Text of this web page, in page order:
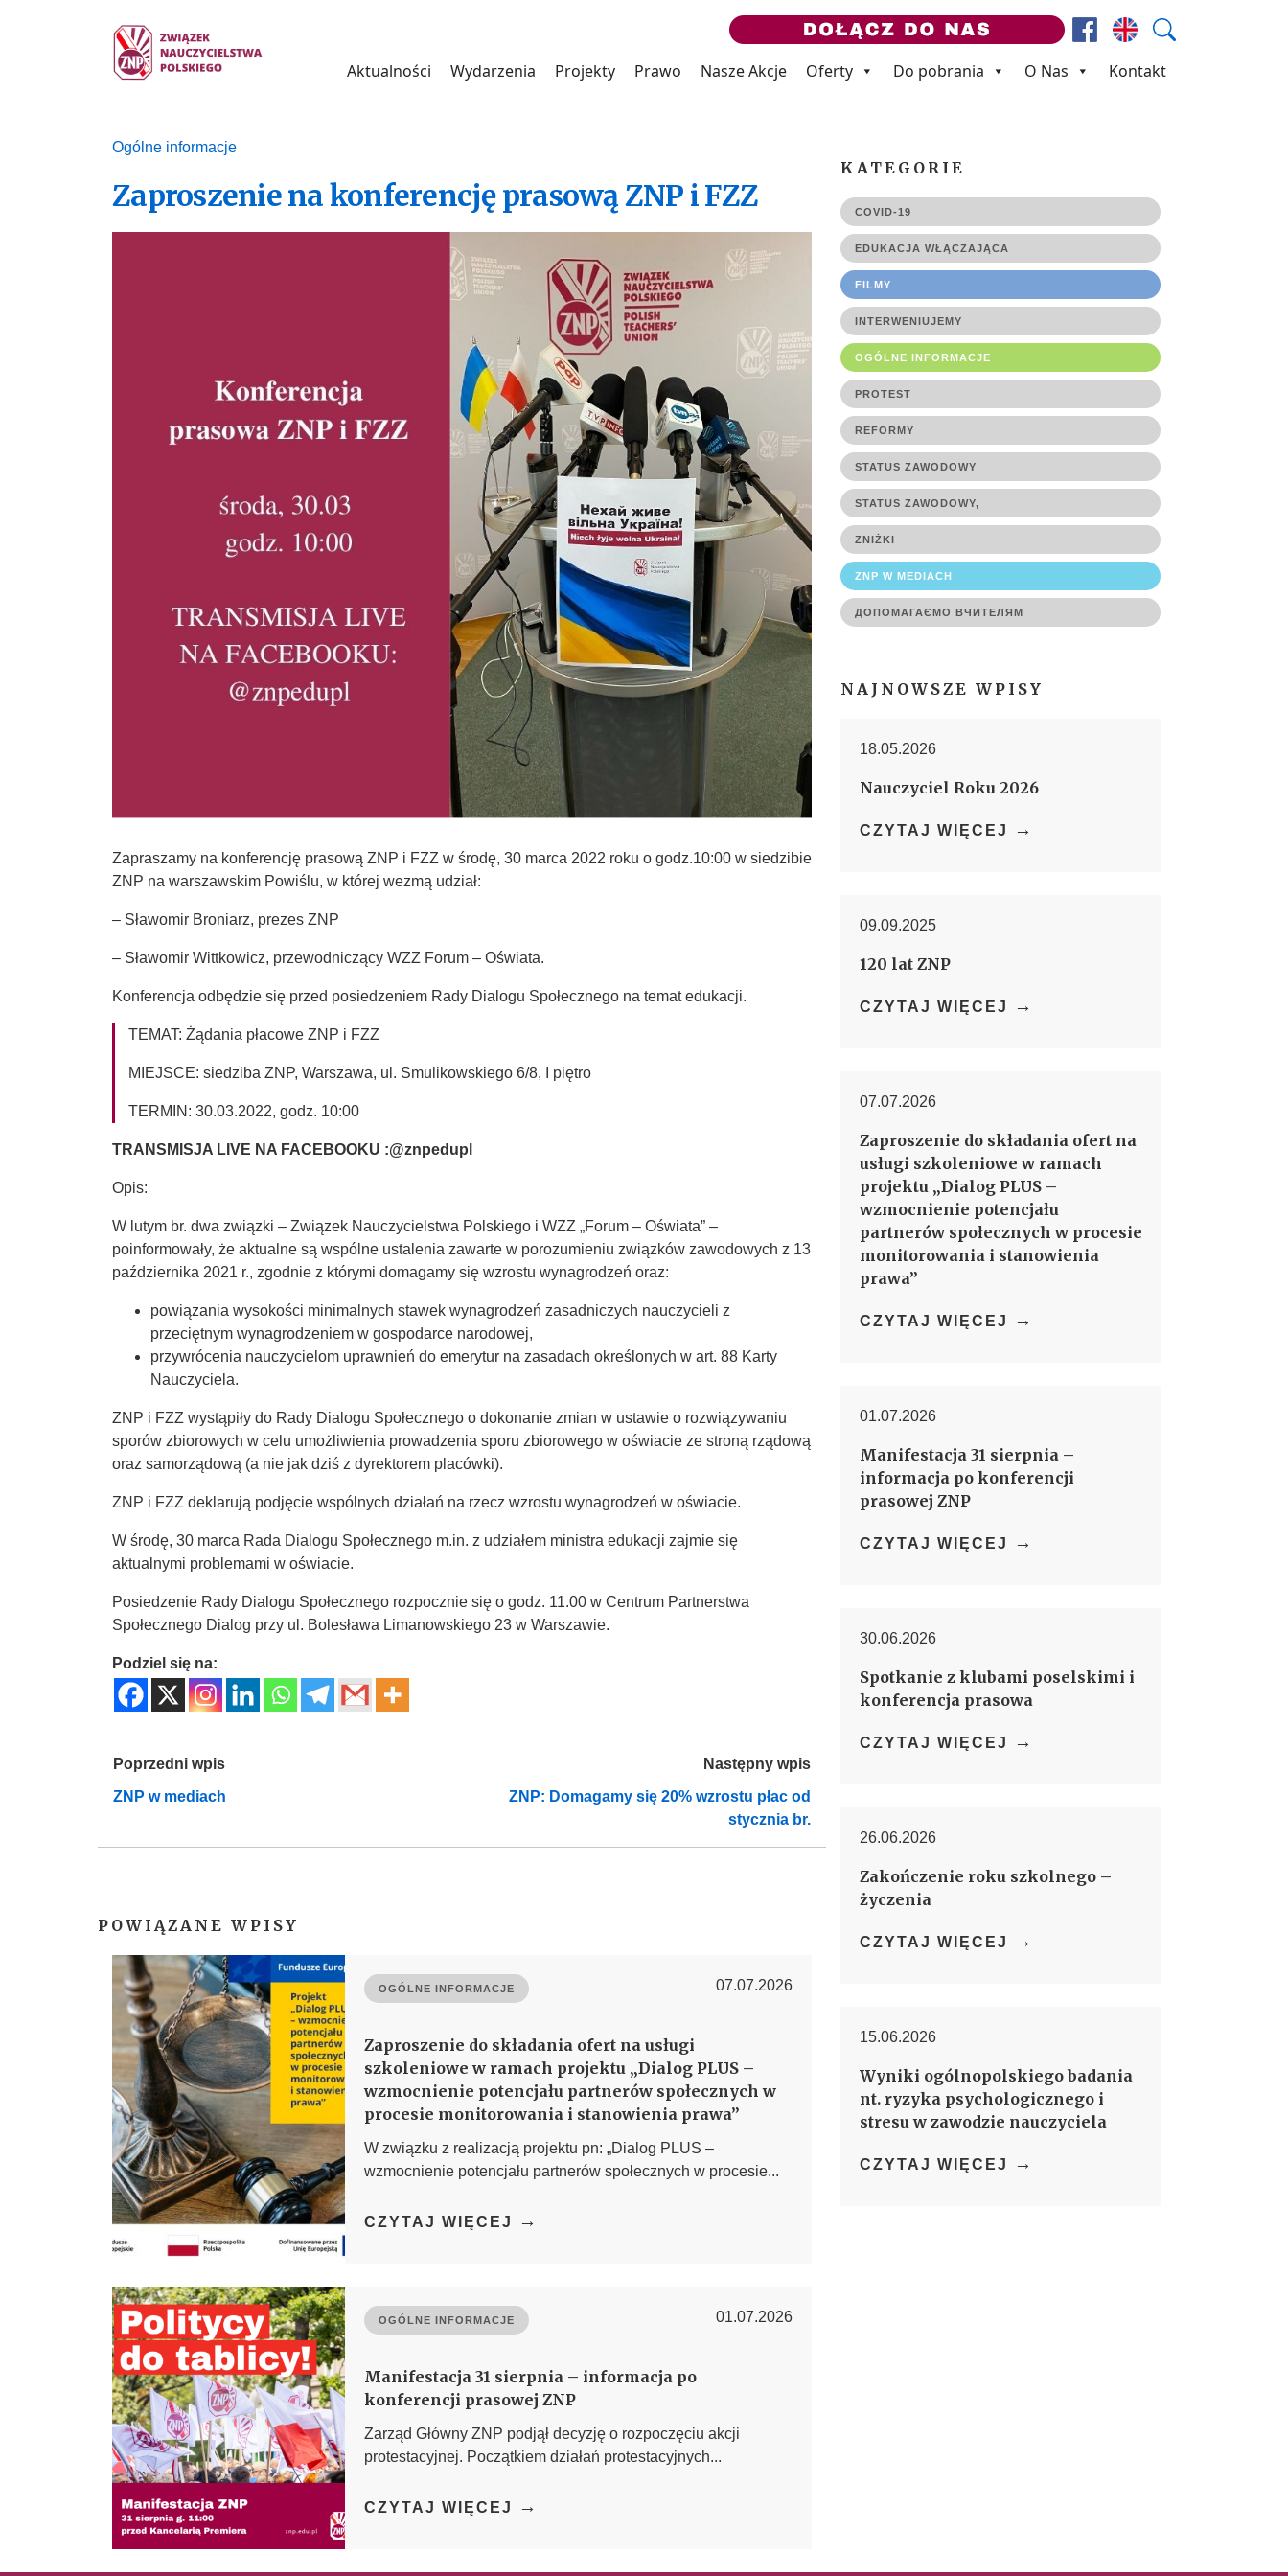
FacebookPrezes ZNP
Wyszukaj
Aktualności Wydarzenia Projekty Prawo Nasze Akcje Oferty Do pobrania O Nas Kontakt
Ogólne informacje
Zaproszenie na konferencję prasową ZNP i FZZ
Zapraszamy na konferencję prasową ZNP i FZZ w środę, 30 marca 2022 roku o godz.10:00 w siedzibie
ZNP na warszawskim Powiślu, w której wezmą udział:
– Sławomir Broniarz, prezes ZNP
– Sławomir Wittkowicz, przewodniczący WZZ Forum – Oświata.
Konferencja odbędzie się przed posiedzeniem Rady Dialogu Społecznego na temat edukacji.
TEMAT: Żądania płacowe ZNP i FZZ
MIEJSCE: siedziba ZNP, Warszawa, ul. Smulikowskiego 6/8, I piętro
TERMIN: 30.03.2022, godz. 10:00
TRANSMISJA LIVE NA FACEBOOKU :@znpedupl
Opis:
W lutym br. dwa związki – Związek Nauczycielstwa Polskiego i WZZ „Forum – Oświata” –
poinformowały, że aktualne są wspólne ustalenia zawarte w porozumieniu związków zawodowych z 13
października 2021 r., zgodnie z którymi domagamy się wzrostu wynagrodzeń oraz:
powiązania wysokości minimalnych stawek wynagrodzeń zasadniczych nauczycieli z
przeciętnym wynagrodzeniem w gospodarce narodowej,
przywrócenia nauczycielom uprawnień do emerytur na zasadach określonych w art. 88 Karty
Nauczyciela.
ZNP i FZZ wystąpiły do Rady Dialogu Społecznego o dokonanie zmian w ustawie o rozwiązywaniu
sporów zbiorowych w celu umożliwienia prowadzenia sporu zbiorowego w oświacie ze stroną rządową
oraz samorządową (a nie jak dziś z dyrektorem placówki).
ZNP i FZZ deklarują podjęcie wspólnych działań na rzecz wzrostu wynagrodzeń w oświacie.
W środę, 30 marca Rada Dialogu Społecznego m.in. z udziałem ministra edukacji zajmie się
aktualnymi problemami w oświacie.
Posiedzenie Rady Dialogu Społecznego rozpocznie się o godz. 11.00 w Centrum Partnerstwa
Społecznego Dialog przy ul. Bolesława Limanowskiego 23 w Warszawie.
Podziel się na:
Poprzedni wpis
ZNP w mediach
Następny wpis
ZNP: Domagamy się 20% wzrostu płac od
stycznia br.
POWIĄZANE WPISY
OGÓLNE INFORMACJE 07.07.2026
Zaproszenie do składania ofert na usługi
szkoleniowe w ramach projektu „Dialog PLUS –
wzmocnienie potencjału partnerów społecznych w
procesie monitorowania i stanowienia prawa”
W związku z realizacją projektu pn: „Dialog PLUS –
wzmocnienie potencjału partnerów społecznych w procesie...
CZYTAJ WIĘCEJ →
OGÓLNE INFORMACJE 01.07.2026
Manifestacja 31 sierpnia – informacja po
konferencji prasowej ZNP
Zarząd Główny ZNP podjął decyzję o rozpoczęciu akcji
protestacyjnej. Początkiem działań protestacyjnych...
CZYTAJ WIĘCEJ →
KATEGORIE
COVID-19
EDUKACJA WŁĄCZAJĄCA
FILMY
INTERWENIUJEMY
OGÓLNE INFORMACJE
PROTEST
REFORMY
STATUS ZAWODOWY
STATUS ZAWODOWY,
ZNIŻKI
ZNP W MEDIACH
ДОПОМАГАЄМО ВЧИТЕЛЯМ
NAJNOWSZE WPISY
18.05.2026
Nauczyciel Roku 2026
CZYTAJ WIĘCEJ →
09.09.2025
120 lat ZNP
CZYTAJ WIĘCEJ →
07.07.2026
Zaproszenie do składania ofert na
usługi szkoleniowe w ramach
projektu „Dialog PLUS –
wzmocnienie potencjału
partnerów społecznych w procesie
monitorowania i stanowienia
prawa”
CZYTAJ WIĘCEJ →
01.07.2026
Manifestacja 31 sierpnia –
informacja po konferencji
prasowej ZNP
CZYTAJ WIĘCEJ →
30.06.2026
Spotkanie z klubami poselskimi i
konferencja prasowa
CZYTAJ WIĘCEJ →
26.06.2026
Zakończenie roku szkolnego –
życzenia
CZYTAJ WIĘCEJ →
15.06.2026
Wyniki ogólnopolskiego badania
nt. ryzyka psychologicznego i
stresu w zawodzie nauczyciela
CZYTAJ WIĘCEJ →